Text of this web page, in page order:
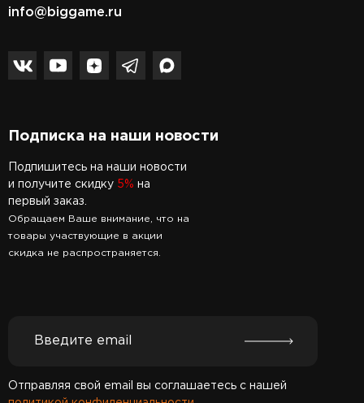
info@biggame.ru
Подписка на наши новости
Подпишитесь на наши новости
и получите скидку 5% на
первый заказ.
Обращаем Ваше внимание, что на
товары участвующие в акции
скидка не распространяется.
Отправляя свой email вы соглашаетесь с нашей